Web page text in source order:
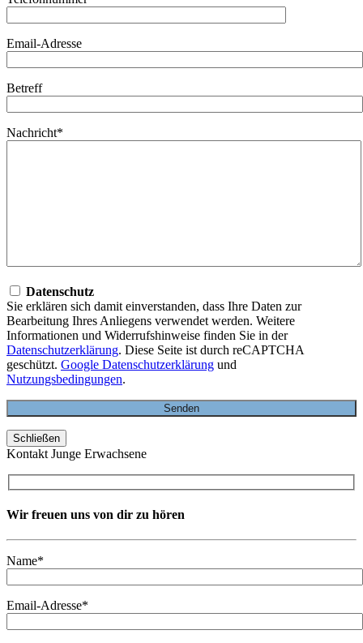
Email-Adresse
Betreff
Nachricht*
Datenschutz
Sie erklären sich damit einverstanden, dass Ihre Daten zur
Bearbeitung Ihres Anliegens verwendet werden. Weitere
Informationen und Widerrufshinweise finden Sie in der
Datenschutzerklärung. Diese Seite ist durch reCAPTCHA
geschützt. Google Datenschutzerklärung und
Nutzungsbedingungen.
Schließen
Kontakt Junge Erwachsene
Wir freuen uns von dir zu hören
Name*
Email-Adresse*